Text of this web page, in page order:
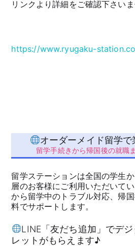
リンクより詳細をご確認下さい
https://www.ryugaku-
オーダーメイド留学で
留学手続きから帰国後の就職
留学ステーションは全国の学生
層のお客様にご利用いただいて
から留学中のトラブル対応、帰
料でサポートします。
LINE「友だち追加」でデ
レットがもらえます♪